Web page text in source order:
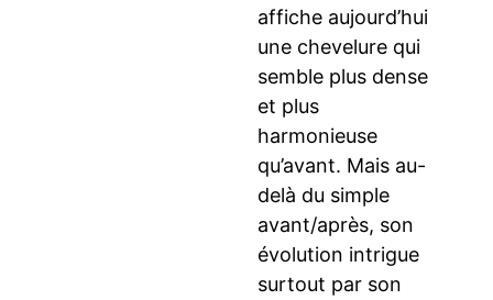
affiche aujourd’hui
une chevelure qui
semble plus dense
et plus
harmonieuse
qu’avant. Mais au-
delà du simple
avant/après, son
évolution intrigue
surtout par son